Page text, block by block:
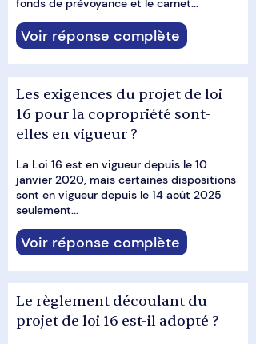
fonds de prévoyance et le carnet...
Voir réponse complète
Les exigences du projet de loi
16 pour la copropriété sont-
elles en vigueur ?
La Loi 16 est en vigueur depuis le 10
janvier 2020, mais certaines dispositions
sont en vigueur depuis le 14 août 2025
seulement...
Voir réponse complète
Le règlement découlant du
projet de loi 16 est-il adopté ?